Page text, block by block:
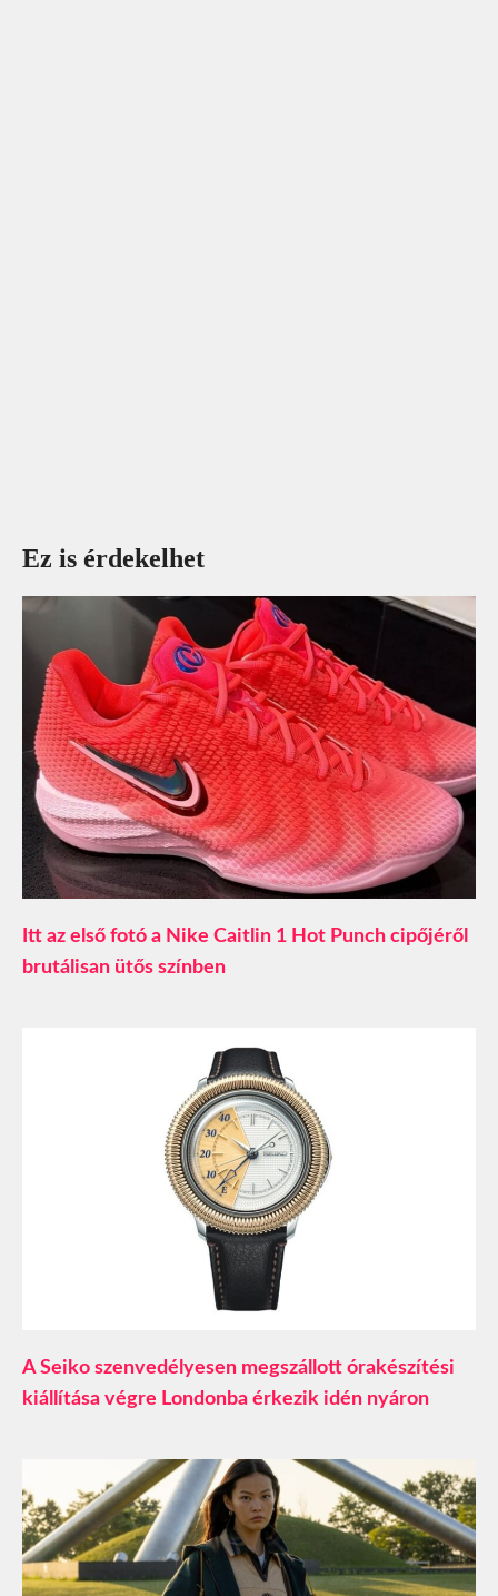
Ez is érdekelhet
Itt az első fotó a Nike Caitlin 1 Hot Punch cipőjéről
brutálisan ütős színben
A Seiko szenvedélyesen megszállott órakészítési
kiállítása végre Londonba érkezik idén nyáron